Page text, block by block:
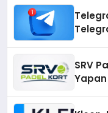
SRV
Yapan